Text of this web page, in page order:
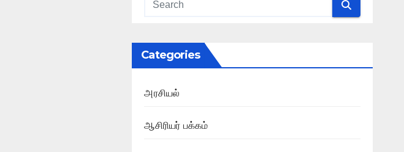
Categories
அரசியல்
ஆசிரியர் பக்கம்